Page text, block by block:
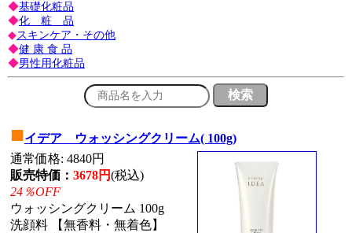
◆基礎化粧品
◆化 粧 品
◆スキンケア・その他
◆健 康 食 品
◆男性用化粧品
■イデア ウォッシングクリーム( 100g)
通常価格: 4840円
販売特価： 3678円(税込)
24％OFF
ウォッシングクリーム 100g
洗顔料 【無香料・無着色】